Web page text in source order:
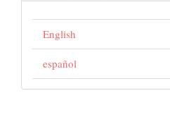
English
español